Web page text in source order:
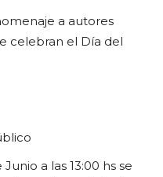
a autores
celebran el Día del
Junio a las 13:00 hs se